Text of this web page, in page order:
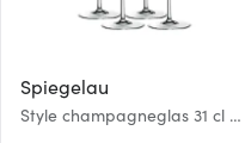
Spiegelau
Style champagneglas 31 cl 4-